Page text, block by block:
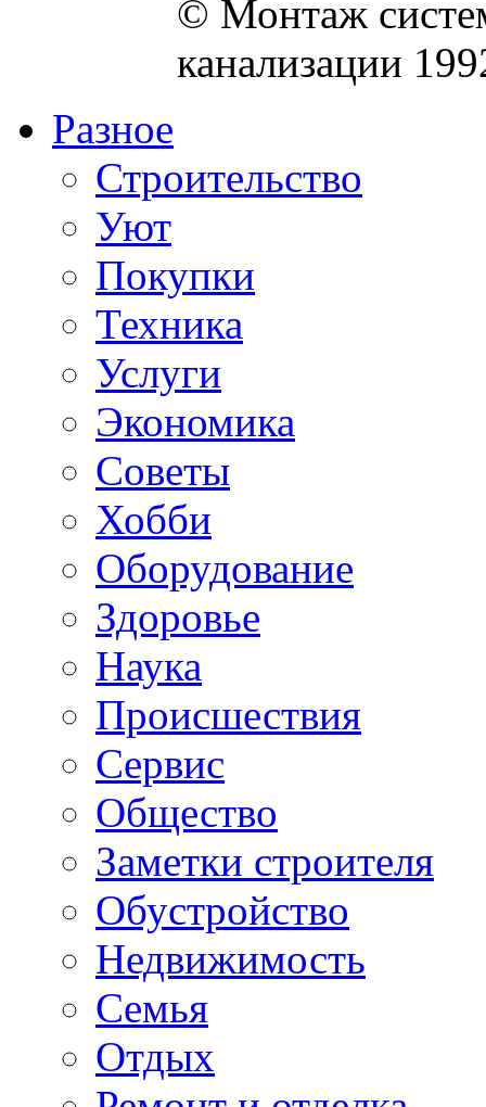
© Монтаж
канализации
Разное
Строительство
Уют
Покупки
Техника
Услуги
Экономика
Советы
Хобби
Oборудование
Здоровье
Наука
Происшествия
Сервис
Общество
Заметки строителя
Обустройство
Недвижимость
Семья
Отдых